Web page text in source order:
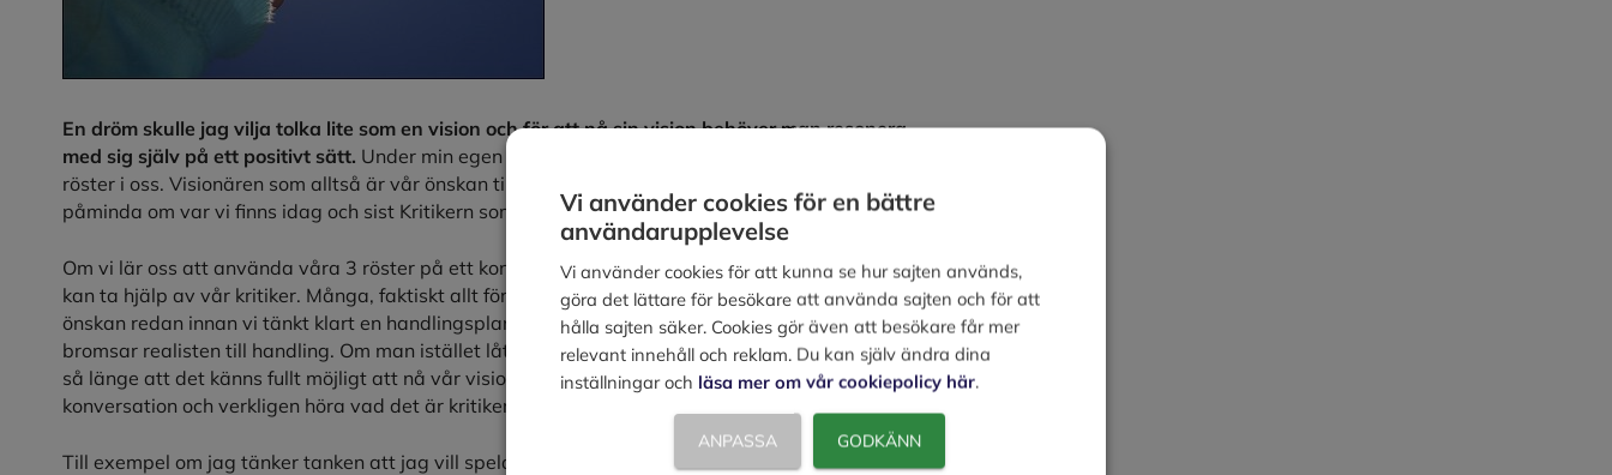
En dröm skulle jag vilja tolka lite som en vision och för att nå sin vision behöver man resonera
med sig själv på ett positivt sätt. Under min egen utbildning fick jag klart för mig att vi har tre inre
röster i oss. Visionären som alltså är vår önskan till något, Realisten som hela tiden gör oss
påminda om var vi finns idag och sist Kritikern som varnar oss för olika saker.
Om vi lär oss att använda våra 3 röster på ett konstruktivt sätt skulle det innebära att vi faktiskt
kan ta hjälp av vår kritiker. Många, faktiskt allt för många, låter kritikern ta död på vår vision/
önskan redan innan vi tänkt klart en handlingsplan eftersom kritikern lyfter fram hinder och därför
bromsar realisten till handling. Om man istället låter visionären och realisten prata med varandra
så länge att det känns fullt möjligt att nå vår vision då är det dags att släppa in kritikern i vår
konversation och verkligen höra vad det är kritikern vill säga till oss.
Till exempel om jag tänker tanken att jag vill spela fotboll (jag vet ingenting om fotboll) då kommer
Vi använder cookies för en bättre
användarupplevelse
Vi använder cookies för att kunna se hur sajten används,
göra det lättare för besökare att använda sajten och för att
hålla sajten säker. Cookies gör även att besökare får mer
relevant innehåll och reklam. Du kan själv ändra dina
inställningar och läsa mer om vår cookiepolicy här.
ANPASSA GODKÄNN